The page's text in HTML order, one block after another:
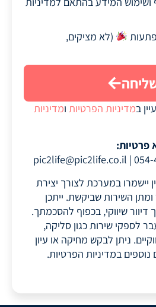
(לא מציקים,
במדיניות הפרטיות ומדיניות
פרטיות:
pic2life@pic2life.co.il
במערכת לצורך יצירת
השירות שביקשת. ייתכן
שיווקי, בכפוף להסכמתך.
לספקי שירות כגון סליקה,
ניתן לבקש מחיקה או עיון
במדיניות הפרטיות.